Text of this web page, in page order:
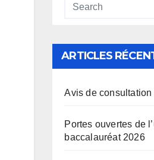
ARTICLES
Avis de consultation
Portes ouvertes de
baccalauréat 2026